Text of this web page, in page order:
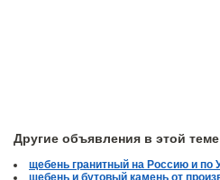
Другие объявления в этой теме
щебень гранитный на Россию и по
щебень и бутовый камень от